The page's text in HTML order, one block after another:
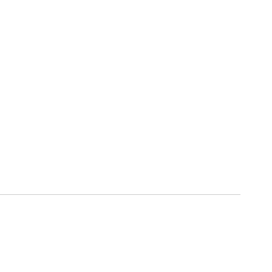
in einer Lösung gesichert
durch umlaufende Dichtung
& Laden wie gewohnt nutzbar
aufkleben – rückstandsfrei entfernbar
und höchste Alltagstauglichkeit – mit der